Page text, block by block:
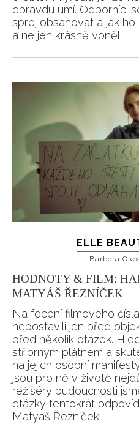
INFORMACE
REDAKCE
opravdu umí. Odborníci
sprej obsahovat a jak
a ne jen krásně voněl.
ELLE
Barbora
HODNOTY & FILM:
MATYÁŠ ŘEZNÍČEK
Na focení filmového
nepostavili jen před
před několik otázek.
stříbrným plátnem a
na jejich osobní
jsou pro ně v životě
režiséry budoucnosti
otázky tentokrát
Matyáš Řezníček.